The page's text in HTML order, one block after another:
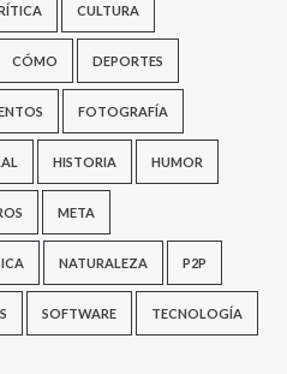
CULTURA
CÓMO DEPORTES
FOTOGRAFÍA
HISTORIA HUMOR
META
NATURALEZA P2P
SOFTWARE TECNOLOGÍA